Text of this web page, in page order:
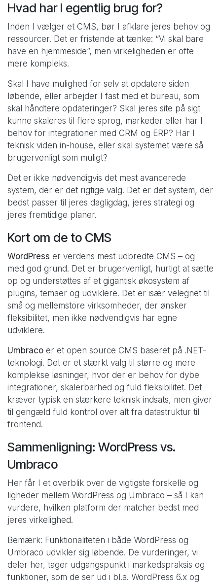
Hvad har I egentlig brug for?
Inden I vælger et CMS, bør I afklare jeres behov og
ressourcer. Det er fristende at tænke: “Vi skal bare
have en hjemmeside”, men virkeligheden er ofte
mere kompleks.
Skal I have mulighed for selv at opdatere siden
løbende, eller arbejder I fast med et bureau, som
skal håndtere opdateringer? Skal jeres site på sigt
kunne skaleres til flere sprog, markeder eller har I
behov for integrationer med CRM og ERP? Har I
teknisk viden in-house, eller skal systemet være så
brugervenligt som muligt?
Det er ikke nødvendigvis det mest avancerede
system, der er det rigtige valg. Det er det system, der
bedst passer til jeres dagligdag, jeres strategi og
jeres fremtidige planer.
Kort om de to CMS
WordPress er verdens mest udbredte CMS – og
med god grund. Det er brugervenligt, hurtigt at sætte
op og understøttes af et gigantisk økosystem af
plugins, temaer og udviklere. Det er især velegnet til
små og mellemstore virksomheder, der ønsker
fleksibilitet, men ikke nødvendigvis har egne
udviklere.
Umbraco er et open source CMS baseret på .NET-
teknologi. Det er et stærkt valg til større og mere
komplekse løsninger, hvor der er behov for dybe
integrationer, skalerbarhed og fuld fleksibilitet. Det
kræver typisk en stærkere teknisk indsats, men giver
til gengæld fuld kontrol over alt fra datastruktur til
frontend.
Sammenligning: WordPress vs.
Umbraco
Her får I et overblik over de vigtigste forskelle og
ligheder mellem WordPress og Umbraco – så I kan
vurdere, hvilken platform der matcher bedst med
jeres virkelighed.
Bemærk: Funktionaliteten i både WordPress og
Umbraco udvikler sig løbende. De vurderinger, vi
deler her, tager udgangspunkt i markedspraksis og
funktioner, som de ser ud i bl.a. WordPress 6.x og